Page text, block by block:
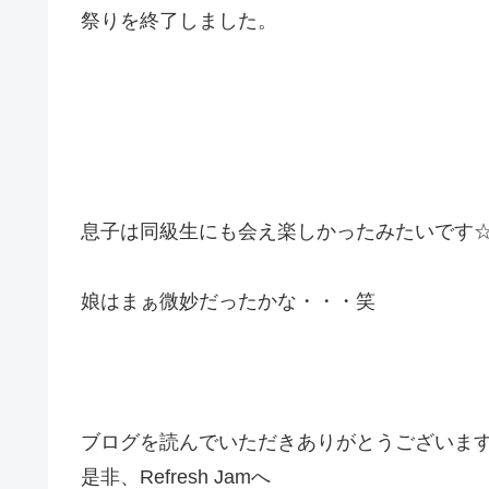
祭りを終了しました。
息子は同級生にも会え楽しかったみたいです
娘はまぁ微妙だったかな・・・笑
ブログを読んでいただきありがとうございま
是非、Refresh Jamへ